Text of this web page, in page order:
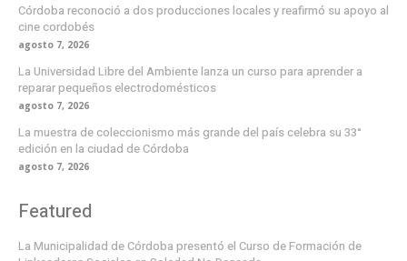
Córdoba reconoció a dos producciones locales y reafirmó su apoyo al
cine cordobés
agosto 7, 2026
La Universidad Libre del Ambiente lanza un curso para aprender a
reparar pequeños electrodomésticos
agosto 7, 2026
La muestra de coleccionismo más grande del país celebra su 33°
edición en la ciudad de Córdoba
agosto 7, 2026
Featured
La Municipalidad de Córdoba presentó el Curso de Formación de